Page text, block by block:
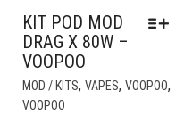
KIT POD MOD
DRAG X 80W –
VOOPOO
MOD / KITS, VAPES, VOOPOO,
VOOPOO